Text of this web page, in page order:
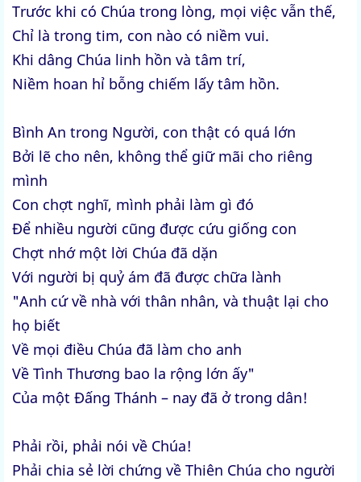
Trước khi có Chúa trong lòng, mọi việc vẫn thế,
Chỉ là trong tim, con nào có niềm vui.
Khi dâng Chúa linh hồn và tâm trí,
Niềm hoan hỉ bỗng chiếm lấy tâm hồn.
Bình An trong Người, con thật có quá lớn
Bởi lẽ cho nên, không thể giữ mãi cho riêng
mình
Con chợt nghĩ, mình phải làm gì đó
Để nhiều người cũng được cứu giống con
Chợt nhớ một lời Chúa đã dặn
Với người bị quỷ ám đã được chữa lành
"Anh cứ về nhà với thân nhân, và thuật lại cho
họ biết
Về mọi điều Chúa đã làm cho anh
Về Tình Thương bao la rộng lớn ấy"
Của một Đấng Thánh – nay đã ở trong dân!
Phải rồi, phải nói về Chúa!
Phải chia sẻ lời chứng về Thiên Chúa cho người